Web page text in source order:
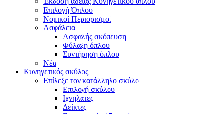
Επιλογή Όπλου
Νομικοί Περιορισμοί
Ασφάλεια
Ασφαλής σκόπευση
Φύλαξη όπλου
Συντήρηση όπλου
Νέα
Κυνηγετικός σκύλος
Επίλεξε τον κατάλληλο σκύλο
Επιλογή σκύλου
Ιχνηλάτες
Δείκτες